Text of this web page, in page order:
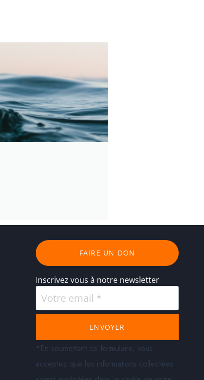
FAIRE UN DON
Inscrivez vous à notre newsletter
ENVOYER
*En soumettant ce formulaire, vous
acceptez que les informations collectées